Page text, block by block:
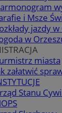
i Msze
jazdy
w
miasta
załatwić
Stanu